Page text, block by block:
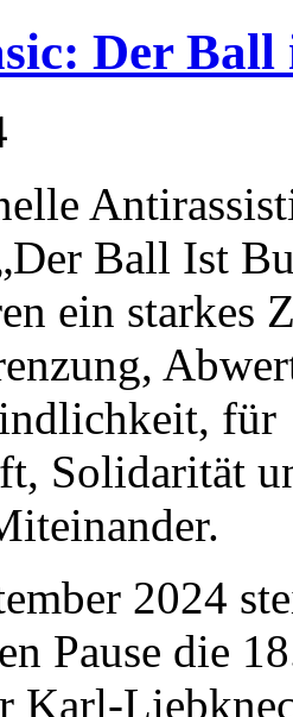
Der Ball
Ball Ist
ein starkes
für
Solidarität
2024
Pause die
Karl-